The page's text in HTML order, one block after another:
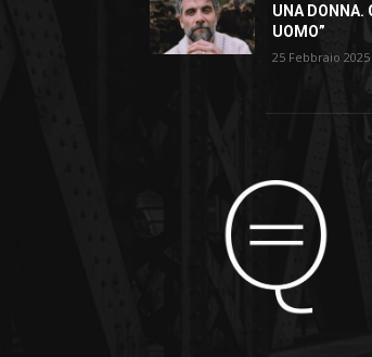
UNA DONNA.
UOMO”
25 Febbraio 2025